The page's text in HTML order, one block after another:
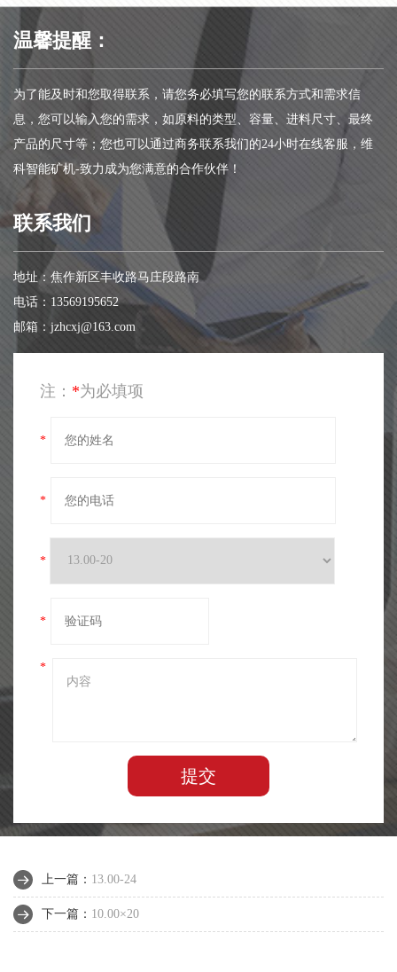
注： *为必填项
*
*
*
*
*
提交
温馨提醒：
为了能及时和您取得联系，请您务必填写您的联系方式和需求信
息，您可以输入您的需求，如原料的类型、容量、进料尺寸、最终
产品的尺寸等；您也可以通过商务联系我们的24小时在线客服，维
科智能矿机-致力成为您满意的合作伙伴！
联系我们
地址：焦作新区丰收路马庄段路南
电话：13569195652
邮箱：jzhcxj@163.com
上一篇： 13.00-24
下一篇： 10.00×20